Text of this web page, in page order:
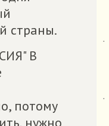
страны.
В
потому
нужно
˙
˙